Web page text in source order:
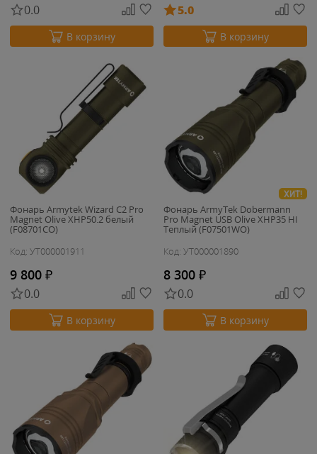
0.0
В корзину
5.0
В корзину
Фонарь Armytek Wizard C2 Pro
Magnet Olive XHP50.2 белый
(F08701CO)
Код: УТ000001911
9 800 ₽
0.0
В корзину
ХИТ!
Фонарь ArmyTek Dobermann
Pro Magnet USB Olive XHP35 HI
Теплый (F07501WO)
Код: УТ000001890
8 300 ₽
0.0
В корзину